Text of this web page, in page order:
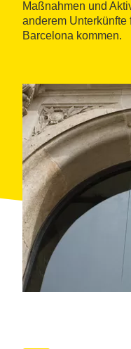
Maßnahmen und
anderem Unterkünfte
Barcelona kommen.